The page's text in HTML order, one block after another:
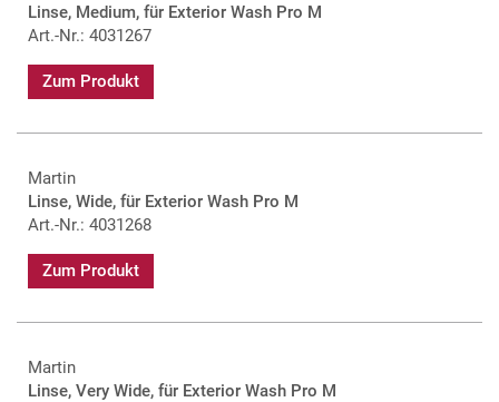
Linse, Medium, für Exterior Wash Pro M
Art.-Nr.: 4031267
Zum Produkt
Martin
Linse, Wide, für Exterior Wash Pro M
Art.-Nr.: 4031268
Zum Produkt
Martin
Linse, Very Wide, für Exterior Wash Pro M